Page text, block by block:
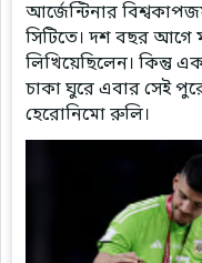
আর্জেন্টিনার
সিটিতে। দশ বছর আগে
লিখিয়েছিলেন। কিন্তু
চাকা ঘুরে এবার সেই
হেরোনিমো রুলি।